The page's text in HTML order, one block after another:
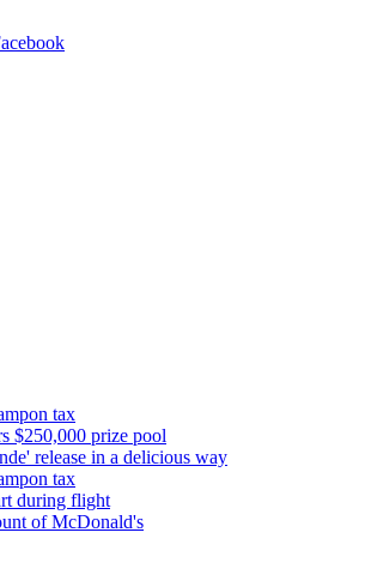
tax
$250,000 prize pool
release in a delicious way
tax
during flight
of McDonald's